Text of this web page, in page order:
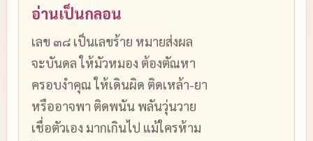
อ่านเป็นกลอน
เลข ๓๘ เป็นเลขร้าย หมายส่งผล
จะบันดล ให้มัวหมอง ต้องตัณหา
ครอบงำคุณ ให้เดินผิด ติดเหล้า-ยา
หรืออาจพา ติดพนัน พลันวุ่นวาย
เชื่อตัวเอง มากเกินไป แม้ใครห้าม